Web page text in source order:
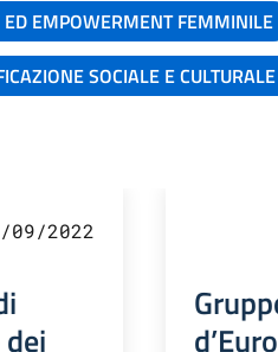
ED EMPOWERMENT FEMMINILE
SOCIALE E
09/2022